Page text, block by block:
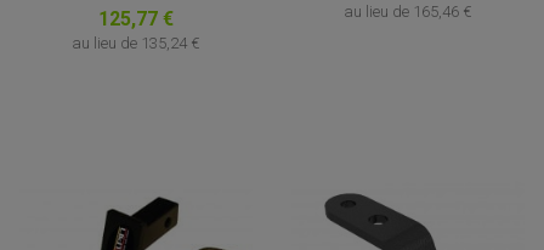
125,77 €
au lieu de 135,24 €
au lieu de 165,46 €